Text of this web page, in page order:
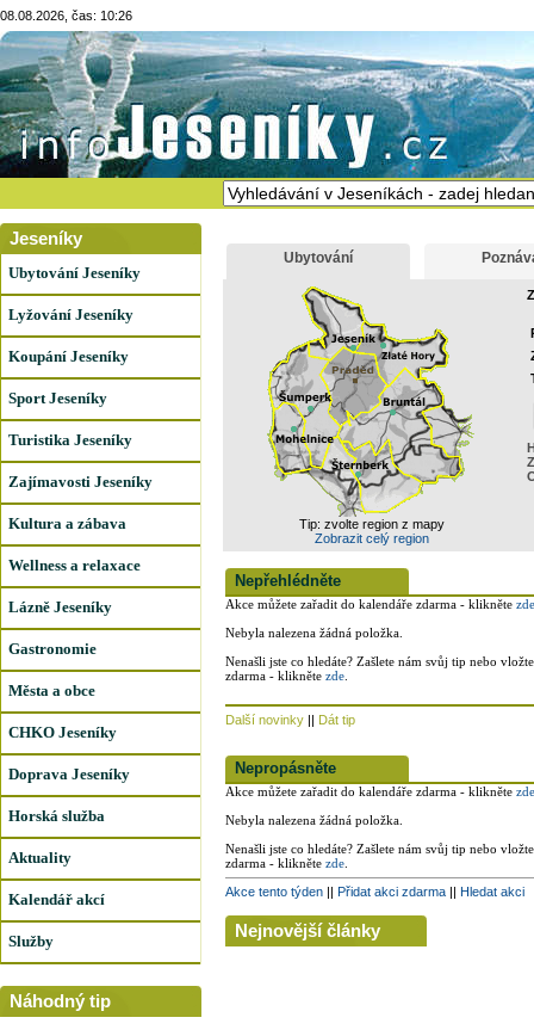
08.08.2026, čas: 10:26
Jeseníky
Ubytování Jeseníky
Lyžování Jeseníky
Koupání Jeseníky
Sport Jeseníky
Turistika Jeseníky
Zajímavosti Jeseníky
Kultura a zábava
Wellness a relaxace
Lázně Jeseníky
Gastronomie
Města a obce
CHKO Jeseníky
Doprava Jeseníky
Horská služba
Aktuality
Kalendář akcí
Služby
Náhodný tip
Ubytování
Tip: zvolte region z mapy
Zobrazit celý region
Nepřehlédněte
Akce můžete zařadit do kalendáře zdarma - klikněte zde
Nebyla nalezena žádná položka.
Nenašli jste co hledáte? Zašlete nám svůj tip nebo
zdarma - klikněte zde
Další novinky || Dát tip
Nepropásněte
Akce můžete zařadit do kalendáře zdarma - klikněte zde
Nebyla nalezena žádná položka.
Nenašli jste co hledáte? Zašlete nám svůj tip nebo
zdarma - klikněte zde
Akce tento týden || Přidat akci zdarma || Hledat akci
Nejnovější články